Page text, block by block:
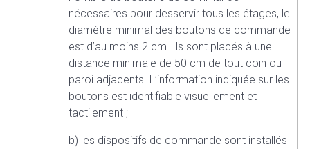
nécessaires pour desservir tous les étages, le
diamètre minimal des boutons de commande
est d’au moins 2 cm. Ils sont placés à une
distance minimale de 50 cm de tout coin ou
paroi adjacents. L’information indiquée sur les
boutons est identifiable visuellement et
tactilement ;
b) les dispositifs de commande sont installés